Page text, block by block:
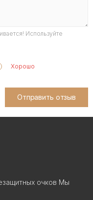
Используйте
Хорошо
Отправить отзыв
очков Мы